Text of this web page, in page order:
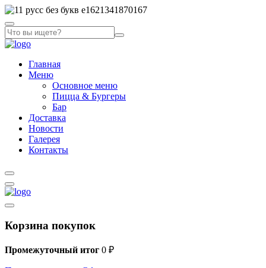
Главная
Меню
Основное меню
Пицца & Бургеры
Бар
Доставка
Новости
Галерея
Контакты
Корзина покупок
Промежуточный итог 0 ₽